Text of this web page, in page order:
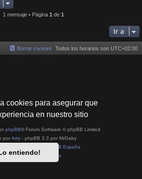
cookies para asegurar que
en nuestro sitio
entiendo!
1 mensaje • Página 1 de 1
Ir a
Todos los horarios son UTC+02:00
Borrar cookies
phpBB® Forum Software © phpBB Limited
por Arty - phpBB 3.3 por MrGaby
phpBB España
Privacidad|Condiciones